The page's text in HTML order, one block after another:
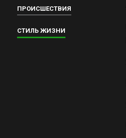
ПРОИСШЕСТВИЯ
СТИЛЬ ЖИЗНИ